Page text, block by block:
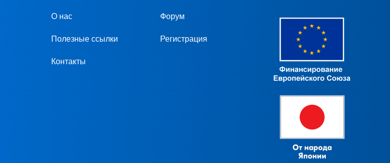
О нас
Полезные ссылки
Контакты
Форум
Регистрация